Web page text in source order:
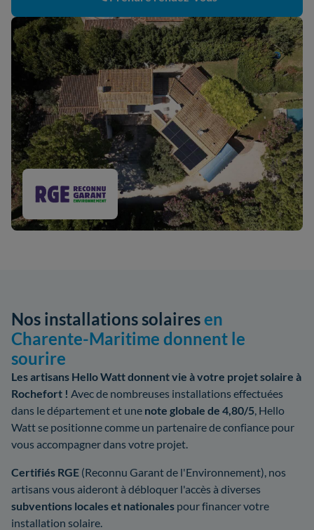
Nos installations solairesen
Charente-Maritime donnent le
sourire
Les artisans Hello Watt donnent vie à votre projet solaire à
Rochefort ! Avec de nombreuses installations effectuées
dans le département et une note globale de 4,80/5 , Hello
Watt se positionne comme un partenaire de confiance pour
vous accompagner dans votre projet.
Certifiés RGE (Reconnu Garant de l'Environnement), nos
artisans vous aideront à débloquer l'accès à diverses
subventions locales et nationales pour financer votre
installation solaire.